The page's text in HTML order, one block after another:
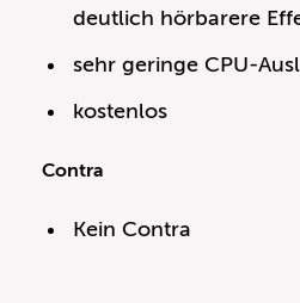
deutlich hörbarere
sehr geringe CPU-
kostenlos
Contra
Kein Contra